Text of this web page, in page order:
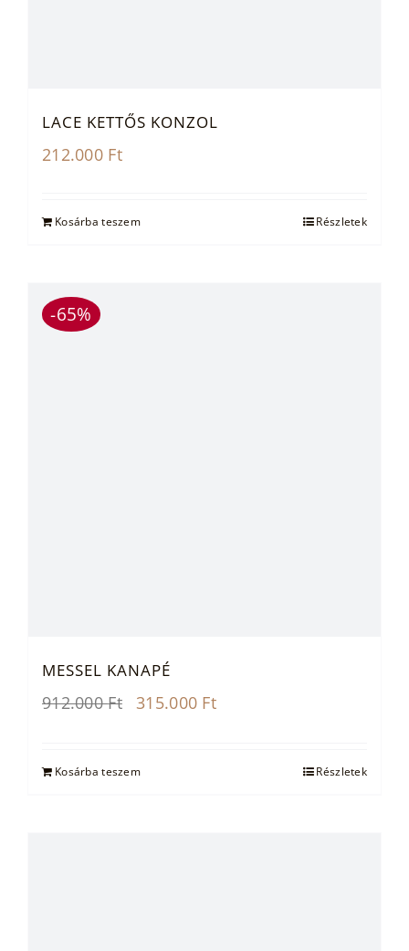
LACE KETTŐS KONZOL
212.000 Ft
Kosárba teszem Részletek
-65%
MESSEL KANAPÉ
912.000Ft
Original
912.000 Ft.
315.000 Ft
315.000 Ft.
Kosárba teszem Részletek